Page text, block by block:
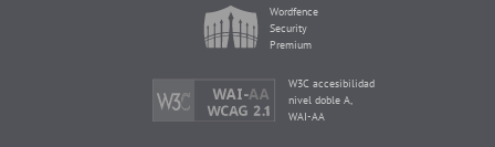
Wordfence
Security
Premium
W3C accesibilidad
nivel doble A,
WAI-AA